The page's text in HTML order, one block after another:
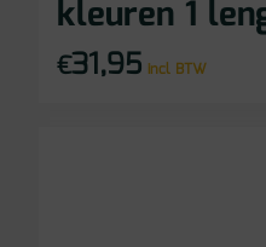
kleuren 1
€31,95 incl BTW